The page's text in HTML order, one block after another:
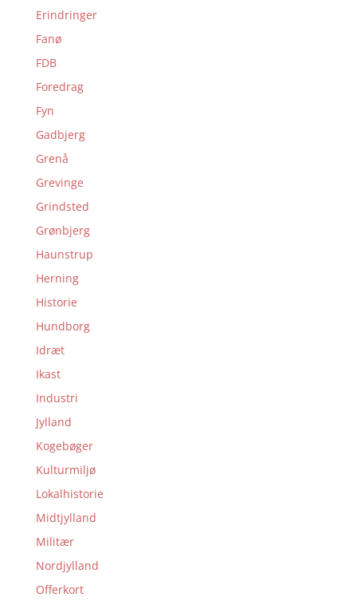
Erindringer
Fanø
FDB
Foredrag
Fyn
Gadbjerg
Grenå
Grevinge
Grindsted
Grønbjerg
Haunstrup
Herning
Historie
Hundborg
Idræt
Ikast
Industri
Jylland
Kogebøger
Kulturmiljø
Lokalhistorie
Midtjylland
Militær
Nordjylland
Offerkort